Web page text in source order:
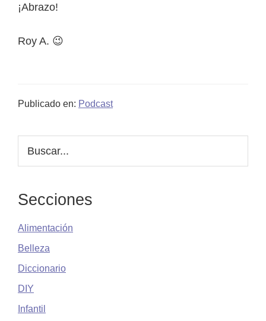
¡Abrazo!
Roy A. 😉
Publicado en: Podcast
Barra
lateral
Secciones
Alimentación
Belleza
Diccionario
DIY
Infantil